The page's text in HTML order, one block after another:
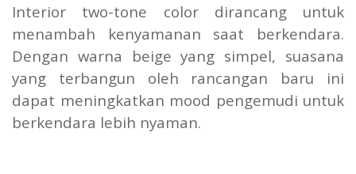
Interior two-tone color dirancang untuk
menambah kenyamanan saat berkendara.
Dengan warna beige yang simpel, suasana
yang terbangun oleh rancangan baru ini
dapat meningkatkan mood pengemudi untuk
berkendara lebih nyaman.